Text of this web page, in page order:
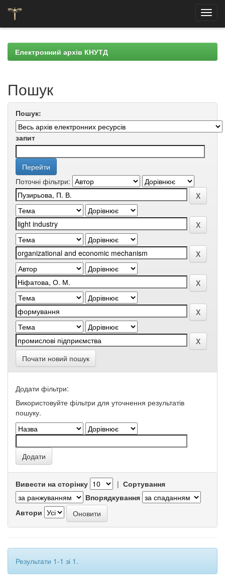
navigationЕлектронний архів КНУТД
Пошук
Пошук:
запит
Поточні фільтри:
Почати новий пошук
Додати фільтри:
Використовуйте фільтри для уточнення результатів
пошуку.
Вивести на сторінку | Сортування
Впорядкування
Автори
Результати 1-1 зі 1.